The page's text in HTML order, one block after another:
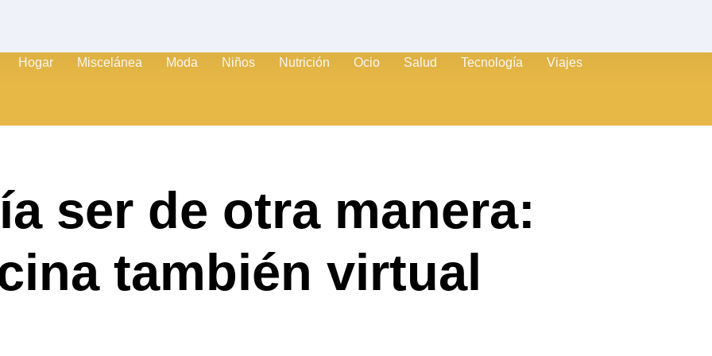
Hogar Miscelánea Moda Niños Nutrición Ocio Salud Tecnología Viajes
ser de otra manera:
también virtual